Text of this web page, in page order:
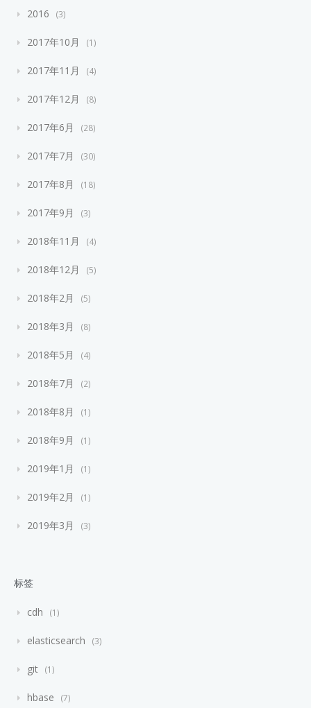
2016 3
2017年10月 1
2017年11月 4
2017年12月 8
2017年6月 28
2017年7月 30
2017年8月 18
2017年9月 3
2018年11月 4
2018年12月 5
2018年2月 5
2018年3月 8
2018年5月 4
2018年7月 2
2018年8月 1
2018年9月 1
2019年1月 1
2019年2月 1
2019年3月 3
标签
cdh 1
elasticsearch 3
git 1
hbase 7